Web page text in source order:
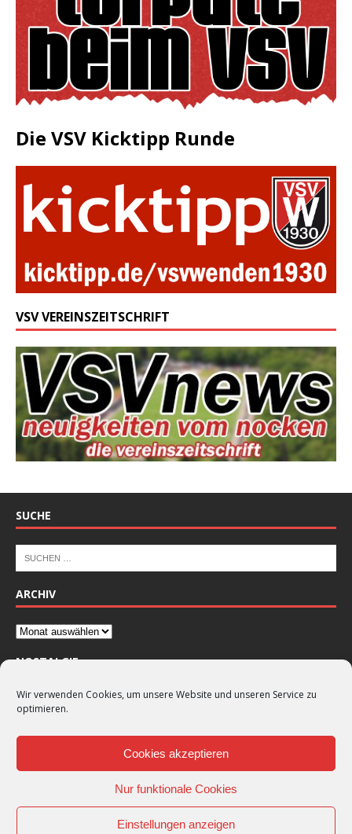
Wir verwenden Cookies, um unsere Website und unseren Service zu
optimieren.
Cookies akzeptieren
Nur funktionale Cookies
Einstellungen anzeigen
Die VSV Kicktipp Runde
VSV VEREINSZEITSCHRIFT
SUCHE
ARCHIV
NOSTALGIE